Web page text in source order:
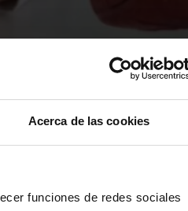
Acerca de las cookies
funciones de redes sociales